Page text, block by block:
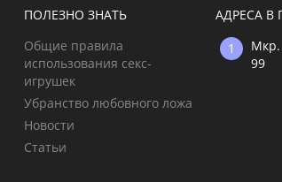
ПОЛЕЗНО ЗНАТЬ
Общие правила
использования секс-
игрушек
Убранство любовного ложа
Новости
Статьи
АДРЕСА В
Мкр.
99